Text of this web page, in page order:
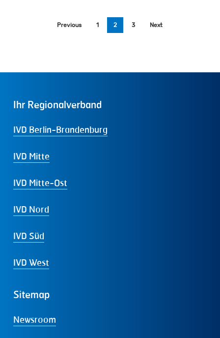
Previous 1 2 3 Next
Ihr Regionalverband
IVD Berlin-Brandenburg
IVD Mitte
IVD Mitte-Ost
IVD Nord
IVD Süd
IVD West
Sitemap
Newsroom